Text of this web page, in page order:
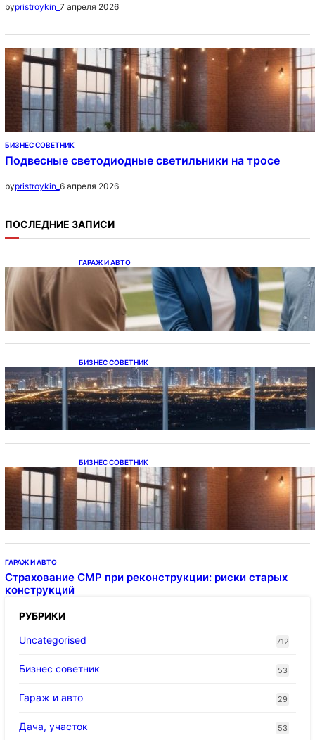
bypristroykin_ 7 апреля 2026
БИЗНЕС СОВЕТНИК
Подвесные светодиодные светильники на тросе
bypristroykin_ 6 апреля 2026
ПОСЛЕДНИЕ ЗАПИСИ
ГАРАЖ И АВТО
Ипотека на новостройки при оформлении
напрямую у застройщика
БИЗНЕС СОВЕТНИК
Каталог светодиодных светильников и
LED-освещения в Казахстане
БИЗНЕС СОВЕТНИК
Подвесные светодиодные светильники на
тросе
ГАРАЖ И АВТО
Страхование СМР при реконструкции: риски старых
конструкций
РУБРИКИ
Uncategorised
712
Бизнес советник 53
Гараж и авто 29
Дача, участок 53